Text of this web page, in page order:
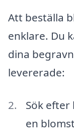
Att beställa
enklare. Du
dina
levererade:
Sök efter
en